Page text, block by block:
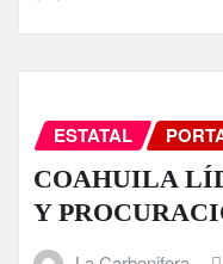
ESTATAL
COAHUILA
Y